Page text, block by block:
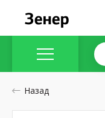
Назад